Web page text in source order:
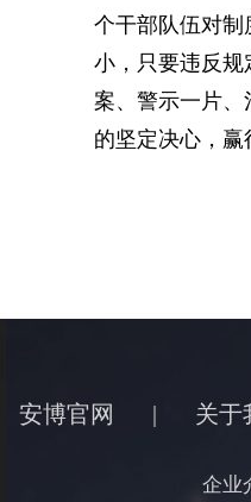
个干部队伍对
小，只要违反规
案、警示一片、
的坚定决心，赢
安博官网 | 关于
企业